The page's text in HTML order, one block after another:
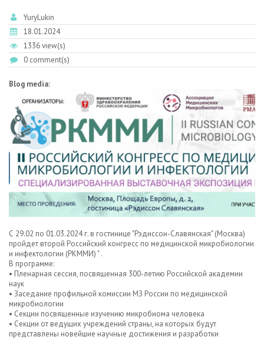
YuryLukin
18.01.2024
1336 view(s)
0 comment(s)
Blog media:
С 29.02 по 01.03.2024 г. в гостинице "Рэдиссон-Славянская" (Москва)
пройдет второй Российский конгресс по медицинской микробиологии
и инфектологии (РКММИ) " .
В программе:
• Пленарная сессия, посвященная 300-летию Российской академии
наук
• Заседание профильной комиссии МЗ России по медицинской
микробиологии
• Секции посвященные изучению микробиома человека
• Секции от ведущих учреждений страны, на которых будут
представлены новейшие научные достижения и разработки